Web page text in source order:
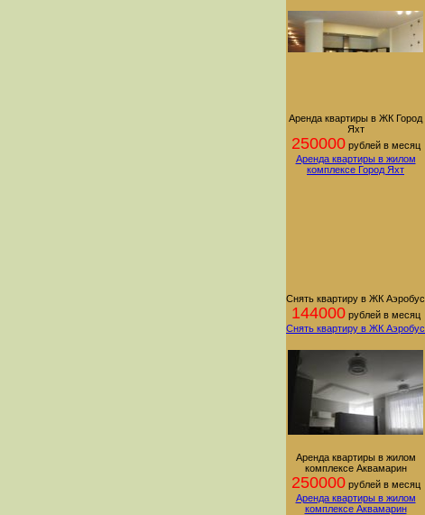
Аренда квартиры в ЖК Город
Яхт
250000рублей в месяц
Аренда квартиры в жилом
комплексе Город Яхт
Снять квартиру в ЖК Аэробус
144000рублей в месяц
Снять квартиру в ЖК Аэробус
Аренда квартиры в жилом
комплексе Аквамарин
250000рублей в месяц
Аренда квартиры в жилом
комплексе Аквамарин